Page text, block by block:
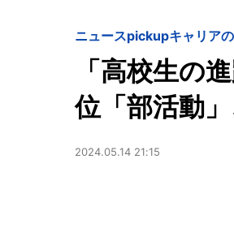
ニュースpickupキャリア
「高校生の
位「部活動
2024.05.14 21:15